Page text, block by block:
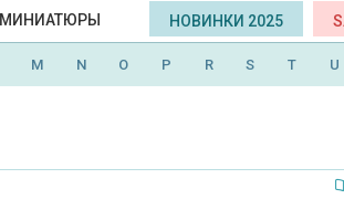
МИНИАТЮРЫ НОВИНКИ 2025
M N O P R S T U